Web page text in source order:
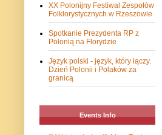
XX Polonijny Festiwal Zespołów
Folklorystycznych w Rzeszowie
Spotkanie Prezydenta RP z
Polonią na Florydzie
Język polski - język, który łączy.
Dzień Polonii i Polaków za
granicą
Events Info